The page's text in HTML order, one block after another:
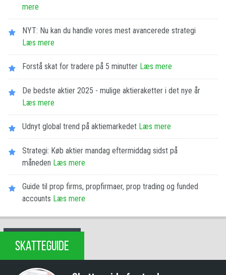
mere
NYT: Nu kan du handle vores mest avancerede strategi
Læs mere
Forstå skat for tradere på 5 minutter Læs mere
De bedste aktier 2025 - mulige aktieraketter i det nye år
Læs mere
Udnyt global trend på aktiemarkedet Læs mere
Strategi: Køb aktier mandag eftermiddag sidst på
måneden Læs mere
Guide til prop firms, propfirmaer, prop trading og funded
accounts Læs mere
SKATTEGUIDE